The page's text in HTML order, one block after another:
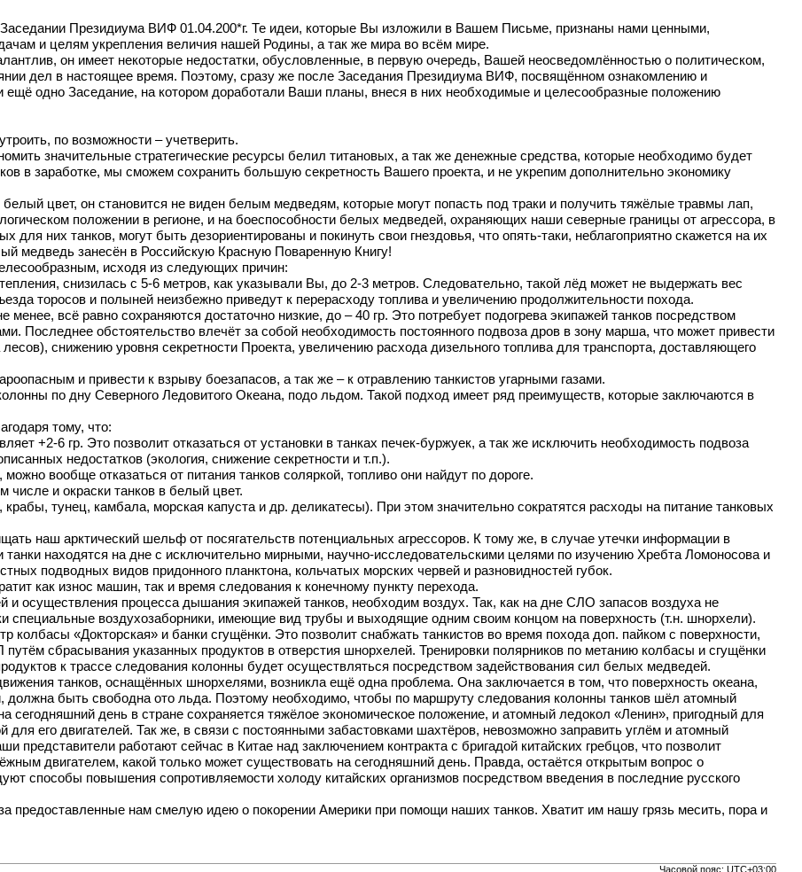
Президиума ВИФ 01.04.200*г. Те идеи, которые Вы изложили в Вашем Письме, признаны нами ценными,
и целям укрепления величия нашей Родины, а так же мира во всём мире.
он имеет некоторые недостатки, обусловленные, в первую очередь, Вашей неосведомлённостью о политическом,
дел в настоящее время. Поэтому, сразу же после Заседания Президиума ВИФ, посвящённом ознакомлению и
одно Заседание, на котором доработали Ваши планы, внеся в них необходимые и целесообразные положению
по возможности – учетверить.
значительные стратегические ресурсы белил титановых, а так же денежные средства, которые необходимо будет
в заработке, мы сможем сохранить большую секретность Вашего проекта, и не укрепим дополнительно экономику
цвет, он становится не виден белым медведям, которые могут попасть под траки и получить тяжёлые травмы лап,
положении в регионе, и на боеспособности белых медведей, охраняющих наши северные границы от агрессора, в
них танков, могут быть дезориентированы и покинуть свои гнездовья, что опять-таки, неблагоприятно скажется на их
медведь занесён в Российскую Красную Поваренную Книгу!
исходя из следующих причин:
снизилась с 5-6 метров, как указывали Вы, до 2-3 метров. Следовательно, такой лёд может не выдержать вес
торосов и полыней неизбежно приведут к перерасходу топлива и увеличению продолжительности похода.
всё равно сохраняются достаточно низкие, до – 40 гр. Это потребует подогрева экипажей танков посредством
Последнее обстоятельство влечёт за собой необходимость постоянного подвоза дров в зону марша, что может привести
снижению уровня секретности Проекта, увеличению расхода дизельного топлива для транспорта, доставляющего
и привести к взрыву боезапасов, а так же – к отравлению танкистов угарными газами.
по дну Северного Ледовитого Океана, подо льдом. Такой подход имеет ряд преимуществ, которые заключаются в
тому, что:
+2-6 гр. Это позволит отказаться от установки в танках печек-буржуек, а так же исключить необходимость подвоза
недостатков (экология, снижение секретности и т.п.).
вообще отказаться от питания танков соляркой, топливо они найдут по дороге.
числе и окраски танков в белый цвет.
тунец, камбала, морская капуста и др. деликатесы). При этом значительно сократятся расходы на питание танковых
наш арктический шельф от посягательств потенциальных агрессоров. К тому же, в случае утечки информации в
находятся на дне с исключительно мирными, научно-исследовательскими целями по изучению Хребта Ломоносова и
подводных видов придонного планктона, кольчатых морских червей и разновидностей губок.
как износ машин, так и время следования к конечному пункту перехода.
и осуществления процесса дышания экипажей танков, необходим воздух. Так, как на дне СЛО запасов воздуха не
специальные воздухозаборники, имеющие вид трубы и выходящие одним своим концом на поверхность (т.н. шнорхели).
«Докторская» и банки сгущёнки. Это позволит снабжать танкистов во время похода доп. пайком с поверхности,
сбрасывания указанных продуктов в отверстия шнорхелей. Тренировки полярников по метанию колбасы и сгущёнки
к трассе следования колонны будет осуществляться посредством задействования сил белых медведей.
танков, оснащённых шнорхелями, возникла ещё одна проблема. Она заключается в том, что поверхность океана,
быть свободна ото льда. Поэтому необходимо, чтобы по маршруту следования колонны танков шёл атомный
день в стране сохраняется тяжёлое экономическое положение, и атомный ледокол «Ленин», пригодный для
его двигателей. Так же, в связи с постоянными забастовками шахтёров, невозможно заправить углём и атомный
работают сейчас в Китае над заключением контракта с бригадой китайских гребцов, что позволит
двигателем, какой только может существовать на сегодняшний день. Правда, остаётся открытым вопрос о
способы повышения сопротивляемости холоду китайских организмов посредством введения в последние русского
предоставленные нам смелую идею о покорении Америки при помощи наших танков. Хватит им нашу грязь месить, пора и
Часовой пояс: UTC+03:00